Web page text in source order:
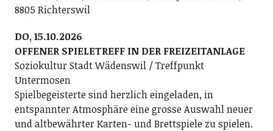
8805 Richterswil
DO, 15.10.2026
OFFENER SPIELETREFF IN DER FREIZEITANLAGE
Soziokultur Stadt Wädenswil / Treffpunkt
Untermosen
Spielbegeisterte sind herzlich eingeladen, in
entspannter Atmosphäre eine grosse Auswahl neuer
und altbewährter Karten- und Brettspiele zu spielen.